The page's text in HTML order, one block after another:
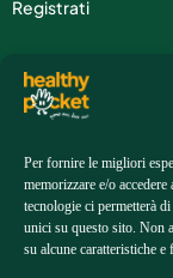
Per fornire le migliori
memorizzare e/o
tecnologie ci permetterà
unici su questo sito. Non
su alcune caratteristiche e
Registrati
Telefono:
Email:
Address:Via